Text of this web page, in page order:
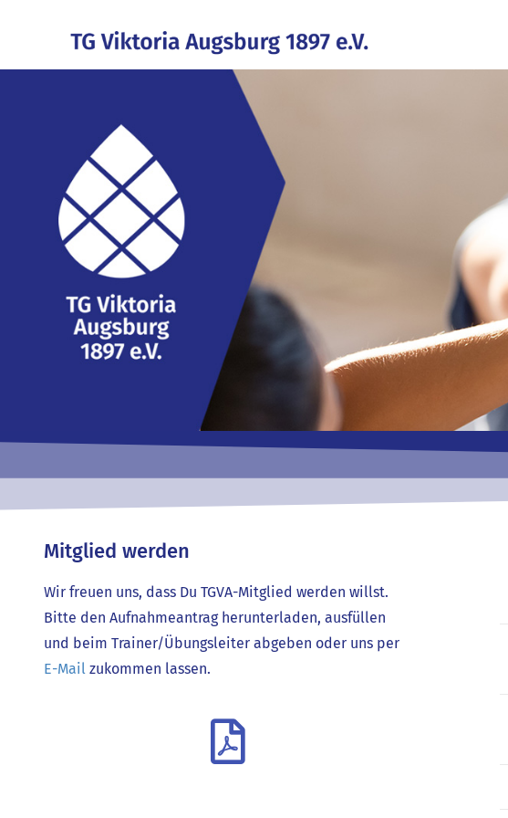
Mitglied werden
Wir freuen uns, dass Du TGVA-Mitglied werden willst.
Bitte den Aufnahmeantrag herunterladen, ausfüllen
und beim Trainer/Übungsleiter abgeben oder uns per
E-Mail zukommen lassen.